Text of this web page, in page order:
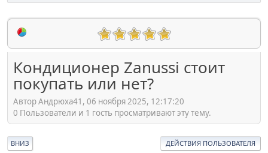
Кондиционер Zanussi стоит
покупать или нет?
Автор Андрюха41, 06 ноября 2025, 12:17:20
0 Пользователи и 1 гость просматривают эту тему.
ВНИЗ ДЕЙСТВИЯ ПОЛЬЗОВАТЕЛЯ